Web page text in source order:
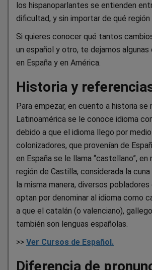
los hispanoparlantes se entienden
dificultad, y sin importar de qué región
Si quieres conocer qué tantos
un español y otro, te dejamos algunas
en España y en América.
Historia y
Para empezar, en cuento a historia se
Latinoamérica se le conoce idioma
debido a que el idioma llego por
colonizadores, que provenían de
en España se le llama “castellano”,
región de Castilla, considerada la cuna
la misma manera, diversos pobladores
optan por denominar al idioma como
a que el catalán (o valenciano),
también son lenguas españolas.
>> Ver Cursos de Español.
Diferencia de